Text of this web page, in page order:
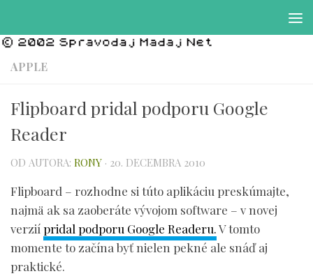
APPLE
Flipboard pridal podporu Google
Reader
OD AUTORA: RONY · 20. DECEMBRA 2010
Flipboard – rozhodne si túto aplikáciu preskúmajte,
najmä ak sa zaoberáte vývojom software – v novej
verziípridal podporu Google Readeru.V tomto
momente to začína byť nielen pekné ale snáď aj
praktické.